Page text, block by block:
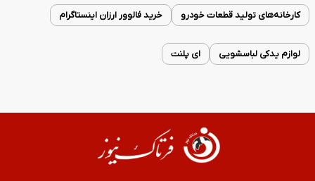
کارخانه‌های تولید قطعات خودرو خرید فالوور ارزان اینستاگرام
لوازم یدکی لباسشویی ای پلنت